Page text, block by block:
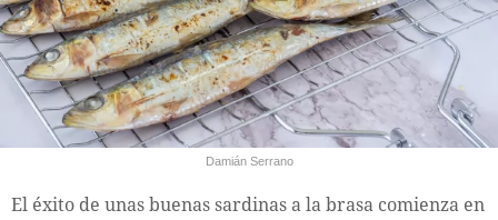
Damián Serrano
El éxito de unas buenas sardinas a la brasa comienza en